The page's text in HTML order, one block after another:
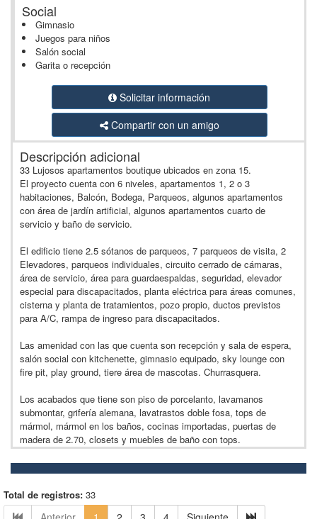
Social
Gimnasio
Juegos para niños
Salón social
Garita o recepción
Solicitar información
Compartir con un amigo
Descripción adicional
33 Lujosos apartamentos boutique ubicados en zona 15.
El proyecto cuenta con 6 niveles, apartamentos 1, 2 o 3
habitaciones, Balcón, Bodega, Parqueos, algunos apartamentos
con área de jardín artificial, algunos apartamentos cuarto de
servicio y baño de servicio.
El edificio tiene 2.5 sótanos de parqueos, 7 parqueos de visita, 2
Elevadores, parqueos individuales, circuito cerrado de cámaras,
área de servicio, área para guardaespaldas, seguridad, elevador
especial para discapacitados, planta eléctrica para áreas comunes,
cisterna y planta de tratamientos, pozo propio, ductos previstos
para A/C, rampa de ingreso para discapacitados.
Las amenidad con las que cuenta son recepción y sala de espera,
salón social con kitchenette, gimnasio equipado, sky lounge con
fire pit, play ground, tiere área de mascotas. Churrasquera.
Los acabados que tiene son piso de porcelanto, lavamanos
submontar, grifería alemana, lavatrastos doble fosa, tops de
mármol, mármol en los baños, cocinas importadas, puertas de
madera de 2.70, closets y muebles de baño con tops.
Total de registros: 33